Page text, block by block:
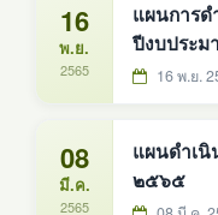
16
พ.ย.
2565
แผนการด
ปีงบประม
16 พ.ย.
08
มี.ค.
2565
แผนดำเ
๒๕๖๕